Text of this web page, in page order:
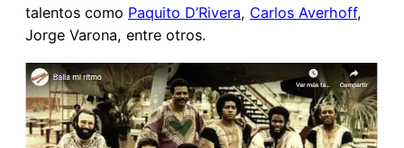
talentos como Paquito D’Rivera, Carlos Averhoff,
Jorge Varona, entre otros.